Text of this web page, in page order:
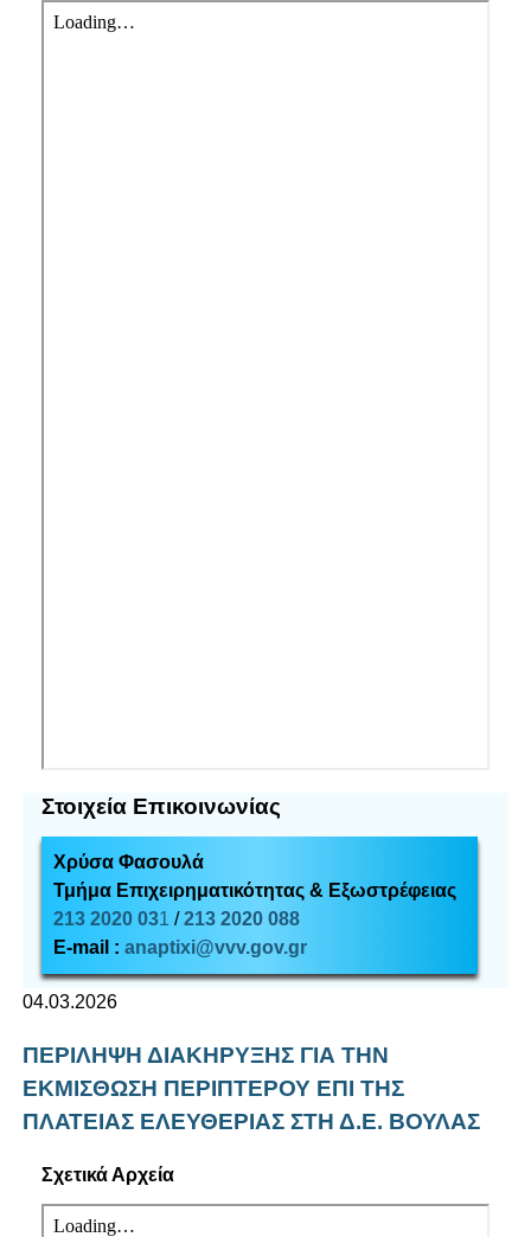
Στοιχεία Επικοινωνίας
Χρύσα Φασουλά
Τμήμα Επιχειρηματικότητας & Εξωστρέφειας
213 2020 031 /213 2020 088
E-mail : anaptixi@vvv.gov.gr
04.03.2026
ΠΕΡΙΛΗΨΗ ΔΙΑΚΗΡΥΞΗΣ ΓΙΑ ΤΗΝ
ΕΚΜΙΣΘΩΣΗ ΠΕΡΙΠΤΕΡΟΥ ΕΠΙ ΤΗΣ
ΠΛΑΤΕΙΑΣ ΕΛΕΥΘΕΡΙΑΣ ΣΤΗ Δ.Ε. ΒΟΥΛΑΣ
Σχετικά Αρχεία